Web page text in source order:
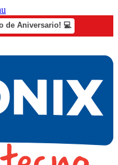
de Aniversario! 💻